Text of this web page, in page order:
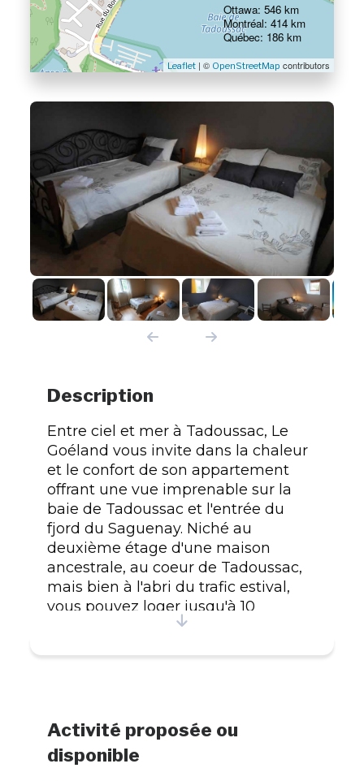
Leaflet| © OpenStreetMap contributors
Ottawa: 546 km
Montréal: 414 km
Québec: 186 km
Description
Entre ciel et mer à Tadoussac, Le
Goéland vous invite dans la chaleur
et le confort de son appartement
offrant une vue imprenable sur la
baie de Tadoussac et l'entrée du
fjord du Saguenay. Niché au
deuxième étage d'une maison
ancestrale, au coeur de Tadoussac,
mais bien à l'abri du trafic estival,
vous pouvez loger jusqu'à 10
personnes. L'espace comprend 3
panoplie d'activités vous seront
proposées par vos hôtes, Sylvain et
Lilas, afin de profiter au maximum
Activité proposée ou
disponible